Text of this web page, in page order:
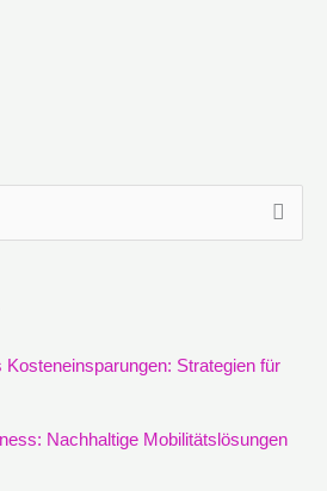
Strategien für
Nachhaltige Mobilitätslösungen